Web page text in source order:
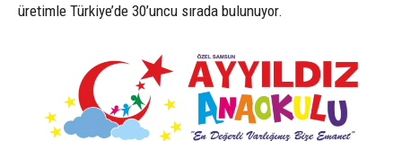
üretimle Türkiye’de 30’uncu sırada bulunuyor.